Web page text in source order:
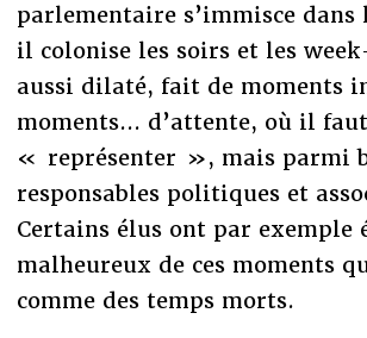
parlementaire s’immisce dans
il colonise les soirs et les
aussi dilaté, fait de moments
moments... d’attente, où il
« représenter », mais parmi
responsables politiques et
Certains élus ont par exemple
malheureux de ces moments
comme des temps morts.